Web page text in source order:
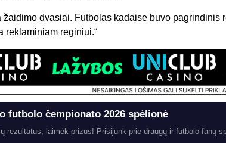
žaidimo dvasiai. Futbolas kadaise buvo pagrindinis
reklaminiam reginiui.“
futbolo čempionato 2026 spėlionė
rezultatus, laimėk prizus! Prisijunk prie draugų ir futbolo fanų